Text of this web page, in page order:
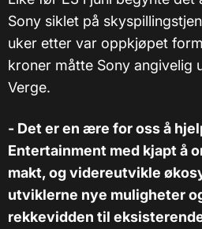
Sony siklet på
uker etter var oppkjøpet
kroner måtte Sony angivelig
Verge.
- Det er en ære for oss å
Entertainment med kjapt å
makt, og videreutvikle
utviklerne nye muligheter
rekkevidden til